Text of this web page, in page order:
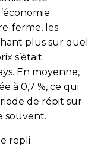
ferme, les
plus sur quel
s’était
En moyenne,
à 0,7 %, ce qui
de répit sur
souvent.
repli